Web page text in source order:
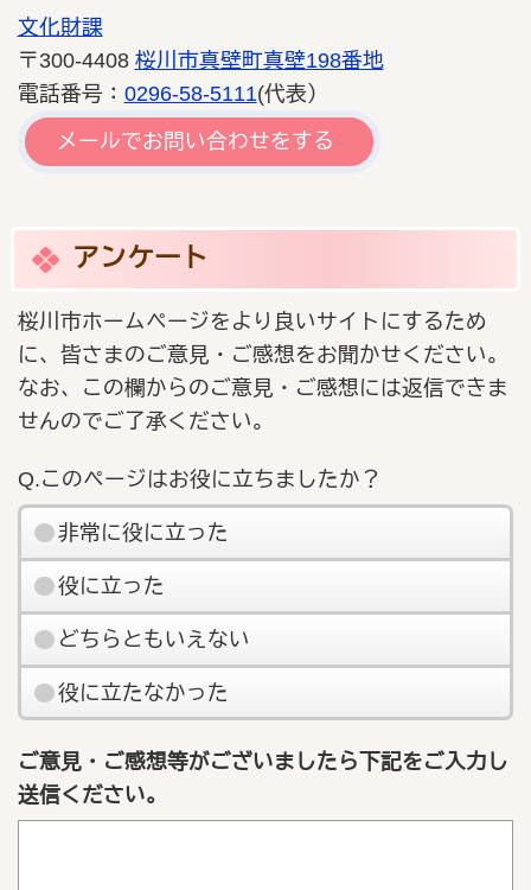
文化財課
〒300-4408 桜川市真壁町真壁198番地
電話番号： 0296-58-5111(代表）
メールでお問い合わせをする
アンケート
桜川市ホームページをより良いサイトにするため
に、皆さまのご意見・ご感想をお聞かせください。
なお、この欄からのご意見・ご感想には返信できま
せんのでご了承ください。
Q.このページはお役に立ちましたか？
非常に役に立った
役に立った
どちらともいえない
役に立たなかった
ご意見・ご感想等がございましたら下記をご入力し
送信ください。